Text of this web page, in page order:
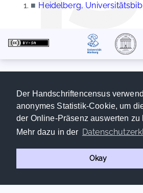
Der Handschriftencensus
anonymes Statistik-Cookie, um
der Online-Präsenz auswerten zu
Mehr dazu in der
Okay
■ Heidelberg,